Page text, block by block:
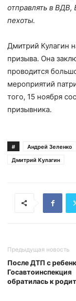
отправлять в
пехоты.
Дмитрий Кулагин
призыва. Она
проводится
мероприятий
того, 15 ноября
призывника.
# Андрей Зеленко
Дмитрий Кулагин
Предыдущая новость
После ДТП с
Госавтоинспекция
обратилась к